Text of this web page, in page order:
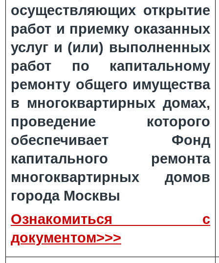
осуществляющих открытие
работ и приемку оказанных
услуг и (или) выполненных
работ по капитальному
ремонту общего имущества
в многоквартирных домах,
проведение которого
обеспечивает Фонд
капитального ремонта
многоквартирных домов
города Москвы
Ознакомиться с
документом>>>